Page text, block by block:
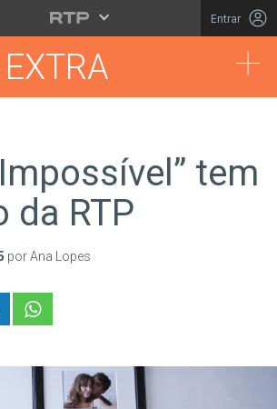
principal
Entrar
EXTRA
tem
da RTP
por Ana Lopes